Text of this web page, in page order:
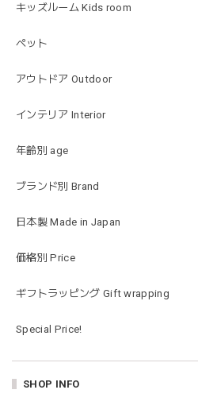
キッズルーム Kids room
ペット
アウトドア Outdoor
インテリア Interior
年齢別 age
ブランド別 Brand
日本製 Made in Japan
価格別 Price
ギフトラッピング Gift wrapping
Special Price!
SHOP INFO
可愛いファーストトイが届きまし
ラス…お絵描きセットと食具まで
すぐに使い始めました。今年もま